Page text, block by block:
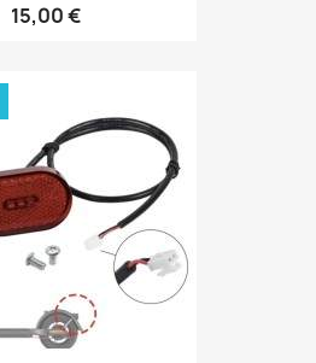
15,00 €